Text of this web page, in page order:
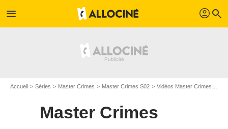
menu profil search
Accueil Séries Master Crimes Master Crimes S02 Vidéos Master Crimes
Master Crimes